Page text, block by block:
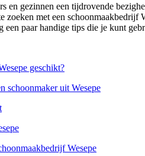
en gezinnen een tijdrovende
zoeken met een
een paar handige tips die je kunt
geschikt?
schoonmaker uit Wesepe
Wesepe